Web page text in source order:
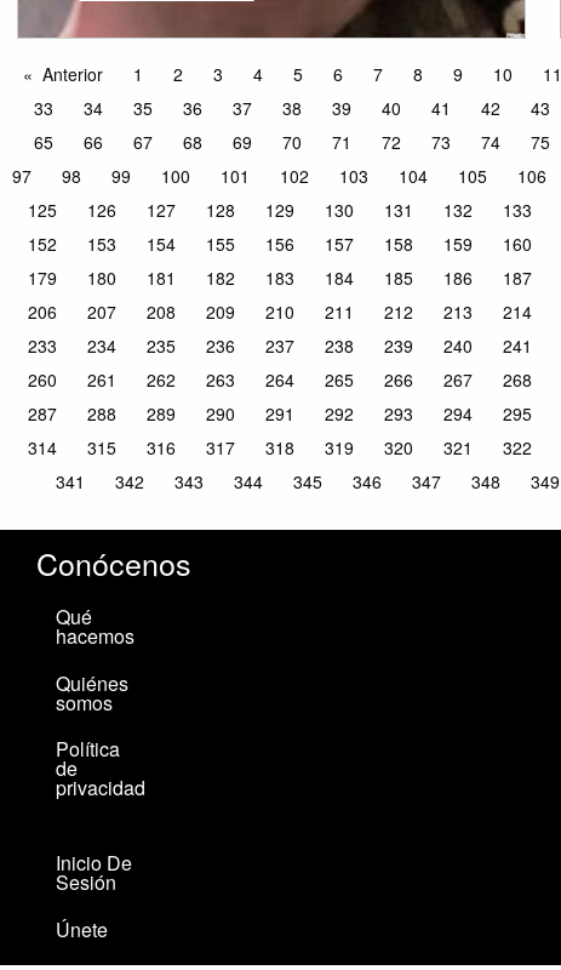
Anterior 1 2 3 4 5 6 7 8 9 10 11
33
34 35 36 37 38 39 40 41 42 43
65
66 67 68 69 70 71 72 73 74 75
97
98 99 100 101 102 103 104 105 106
125
126 127 128 129 130 131 132 133
152
153 154 155 156 157 158 159 160
179
180 181 182 183 184 185 186 187
206
207 208 209 210 211 212 213 214
233
234 235 236 237 238 239 240 241
260
261 262 263 264 265 266 267 268
287
288 289 290 291 292 293 294 295
314
315 316 317 318 319 320 321 322
341
342 343 344 345 346 347 348 349
Conócenos
Qué
hacemos
Quiénes
somos
Política
de
privacidad
Inicio De
Sesión
Únete